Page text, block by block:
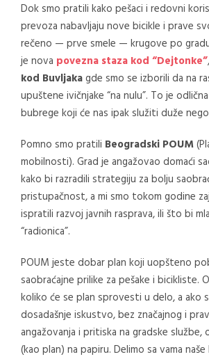
Dok smo pratili kako pešaci i redovni
prevoza nabavljaju nove bicikle i prave
rečeno — prve smele — krugove po
je nova povezna staza kod “Dejtonke”
kod Buvljakagde smo se izborili da na
upuštene ivičnjake “na nulu”. To je
bubrege koji će nas ipak služiti duže
Pomno smo pratili Beogradski POUM
mobilnosti). Grad je angažovao domaći
kako bi razradili strategiju za bolju
pristupačnost, a mi smo tokom godine
ispratili razvoj javnih rasprava, ili što bi
“radionica”.
POUM jeste dobar plan koji uopšteno
saobraćajne prilike za pešake i bicikliste.
koliko će se plan sprovesti u delo, a ako
dosadašnje iskustvo, bez značajnog i
angažovanja i pritiska na gradske službe,
(kao plan) na papiru. Delimo sa vama